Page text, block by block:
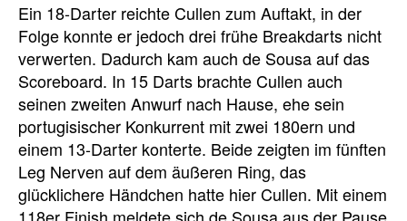
Ein 18-Darter reichte Cullen zum Auftakt, in der
Folge konnte er jedoch drei frühe Breakdarts nicht
verwerten. Dadurch kam auch de Sousa auf das
Scoreboard. In 15 Darts brachte Cullen auch
seinen zweiten Anwurf nach Hause, ehe sein
portugisischer Konkurrent mit zwei 180ern und
einem 13-Darter konterte. Beide zeigten im fünften
Leg Nerven auf dem äußeren Ring, das
glücklichere Händchen hatte hier Cullen. Mit einem